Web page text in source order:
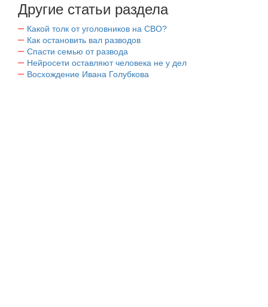
Другие статьи раздела
Какой толк от уголовников на СВО?
Как остановить вал разводов
Спасти семью от развода
Нейросети оставляют человека не у дел
Восхождение Ивана Голубкова